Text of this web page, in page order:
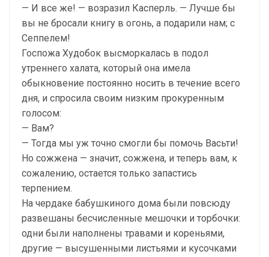
— И все же! — возразил Касперль. — Лучше бы
вы не бросали книгу в огонь, а подарили нам; с
Сеппелем!
Госпожа Худобок высморкалась в подол
утреннего халата, который она имела
обыкновение постоянно носить в течение всего
дня, и спросила своим низким прокуренным
голосом:
— Вам?
— Тогда мы уж точно смогли бы помочь Васьти!
Но сожжена — значит, сожжена, и теперь вам, к
сожалению, остается только запастись
терпением.
На чердаке бабушкиного дома были повсюду
развешаны бесчисленные мешочки и торбочки:
одни были наполнены травами и кореньями,
другие — высушенными листьями и кусочками